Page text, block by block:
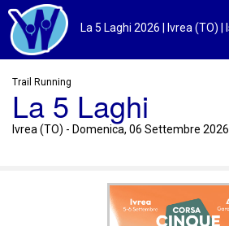
Trail Running
La 5 Laghi
Ivrea (TO) - Domenica, 06 Settembre 2026